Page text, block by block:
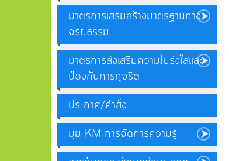
มาตรการเสริมสร้างมาตรฐานทาง
จริยธรรม
มาตรการส่งเสริมความโปร่งใสและ
ป้องกันการทุจริต
ประกาศ/คำสั่ง
มุม KM การจัดการความรู้